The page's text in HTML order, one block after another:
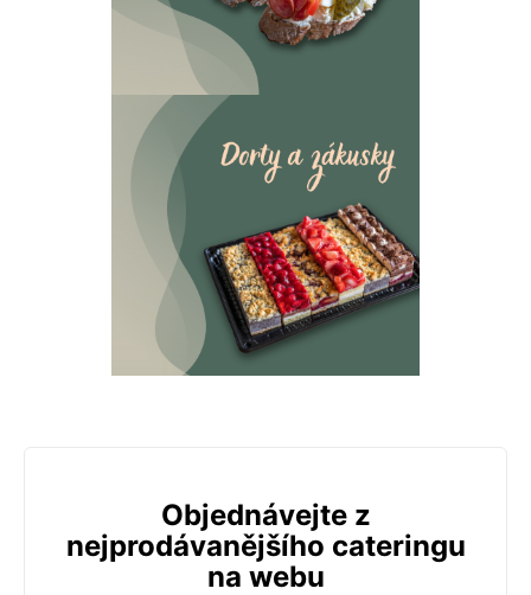
Objednávejte z
nejprodávanějšího cateringu
na webu